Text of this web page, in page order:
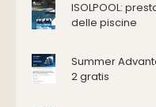
Edilizia
Antincendio e
Attrezzature
ISOLPOOL:
delle piscine
Summer
2 gratis